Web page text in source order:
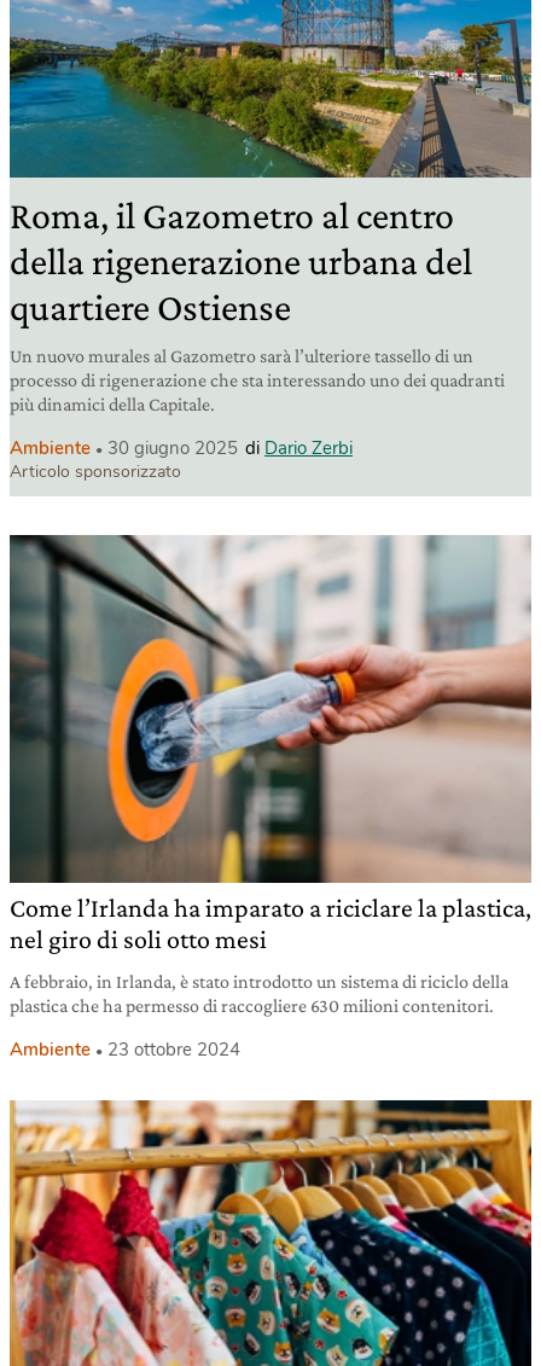
Roma, il Gazometro al centro
della rigenerazione urbana del
quartiere Ostiense
Un nuovo murales al Gazometro sarà l’ulteriore tassello di un
processo di rigenerazione che sta interessando uno dei quadranti
più dinamici della Capitale.
Ambiente 30 giugno 2025 di Dario Zerbi
Articolo sponsorizzato
Come l’Irlanda ha imparato a riciclare la plastica,
nel giro di soli otto mesi
A febbraio, in Irlanda, è stato introdotto un sistema di riciclo della
plastica che ha permesso di raccogliere 630 milioni contenitori.
Ambiente 23 ottobre 2024